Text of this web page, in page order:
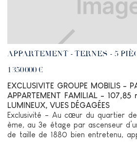
APPARTEMENT - TERNES - 5
1 350 000 €
EXCLUSIVITE GROUPE MOBILIS -
APPARTEMENT FAMILIAL -
LUMINEUX, VUES DÉGAGÉES
Exclusivité - Au cœur du quartier
ème, au 3e étage par ascenseur
de taille de 1880 bien entretenu,